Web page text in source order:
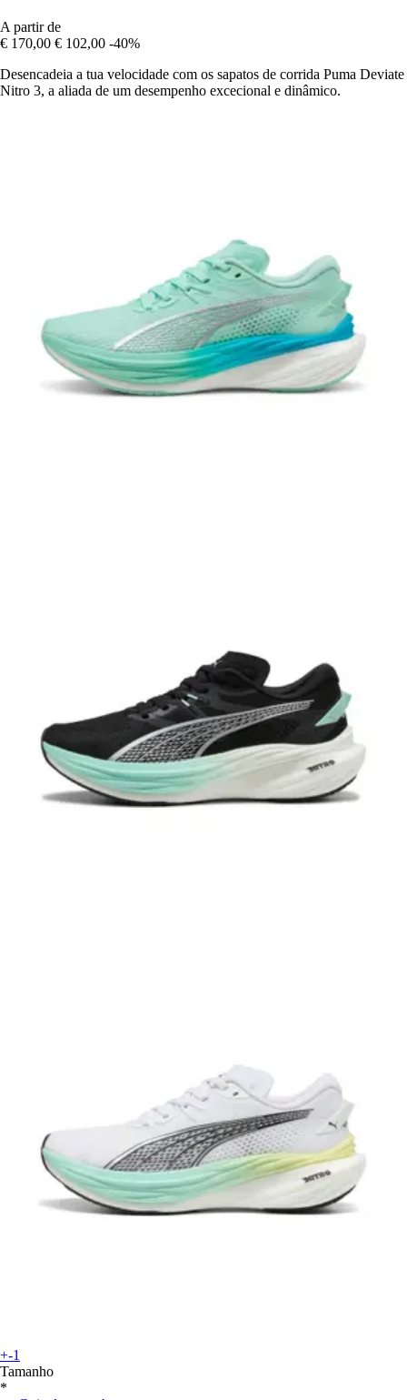
A partir de
€ 170,00 € 102,00 -40%
Desencadeia a tua velocidade com os sapatos de corrida Puma Deviate
Nitro 3, a aliada de um desempenho excecional e dinâmico.
+-1
Tamanho
*